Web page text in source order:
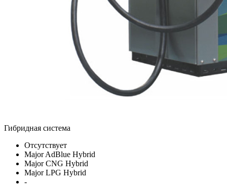
Гибридная система
Отсутствует
Major AdBlue Hybrid
Major CNG Hybrid
Major LPG Hybrid
-